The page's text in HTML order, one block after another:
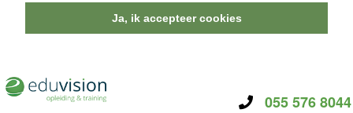
Ja, ik accepteer cookies
055 576 8044